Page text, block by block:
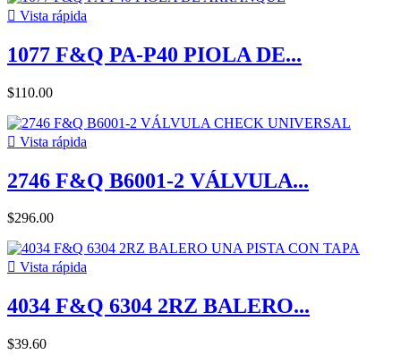
 Vista rápida
1077 F&Q PA-P40 PIOLA DE...
$110.00
 Vista rápida
2746 F&Q B6001-2 VÁLVULA...
$296.00
 Vista rápida
4034 F&Q 6304 2RZ BALERO...
$39.60